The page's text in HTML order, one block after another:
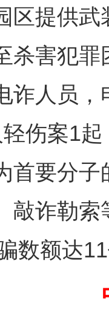
区提供武
杀害犯
诈人员
伤案1
首要分
敲诈勒
数额达
一纸欠
题” 法